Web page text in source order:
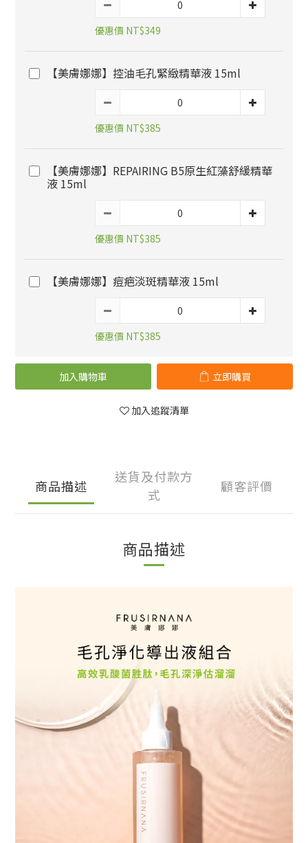
優惠價 NT$349
【美膚娜娜】控油毛孔緊緻精華液 15ml
優惠價 NT$385
【美膚娜娜】REPAIRING B5原生紅藻舒緩精華
液 15ml
優惠價 NT$385
【美膚娜娜】痘疤淡斑精華液 15ml
優惠價 NT$385
加入購物車 立即購買
加入追蹤清單
商品描述
送貨及付款方
式
顧客評價
商品描述